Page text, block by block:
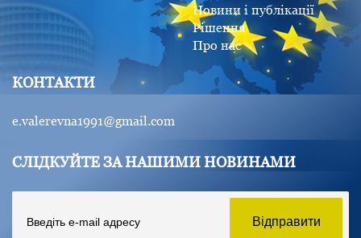
Новини і публікації
Рішення
Про нас
КОНТАКТИ
e.valerevna1991@gmail.com
СЛІДКУЙТЕ ЗА НАШИМИ НОВИНАМИ